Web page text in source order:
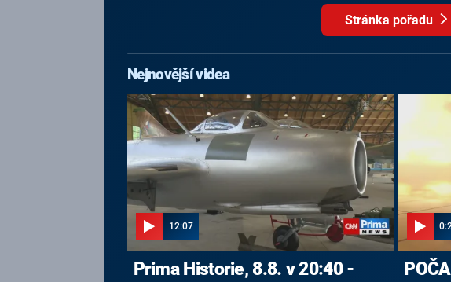
Stránka pořadu
Nejnovější videa
12:07
Prima Historie, 8.8. v 20:40 -